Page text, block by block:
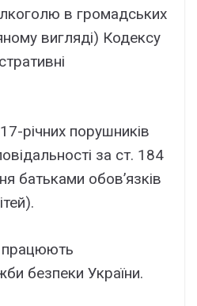
в громадських
вигляді) Кодексу
річних порушників
за ст. 184
батьками обов’язків
безпеки України.